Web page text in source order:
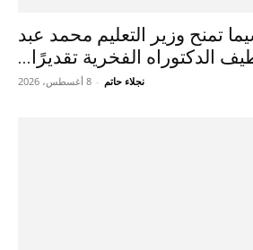
تمنح وزير التعليم محمد عبد
الدكتوراه الفخرية تقديرًا...
نجلاء حاتم - 8 أغسطس، 2026